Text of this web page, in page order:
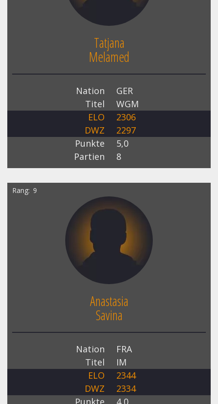
Tatjana
Melamed
Nation
GER
Titel
WGM
ELO
2306
DWZ
2297
Punkte
5,0
Partien
8
Rang 9
Anastasia
Savina
Nation
FRA
Titel
IM
ELO
2344
DWZ
2334